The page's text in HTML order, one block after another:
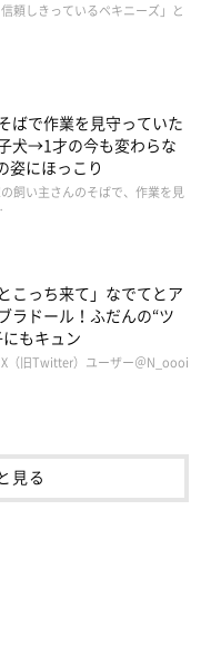
る様子のジェイクくんで
ようになるまで数週間を
す。
全てに怯えぶるぶる震え
る事が多かったです。と
ちろんダメで、散歩中に
て逃げようと凄い力で引
るようになったとのこ
信頼しきっているペキニーズ」と
ばで作業を見守っていた
犬→1才の今も変わらな
姿にほっこり
飼い主さんのそばで、作業を見
こっち来て」なでてとア
ラドール！ふだんの“ツ
もキュン
（旧Twitter）ユーザー＠N_oooi
見る